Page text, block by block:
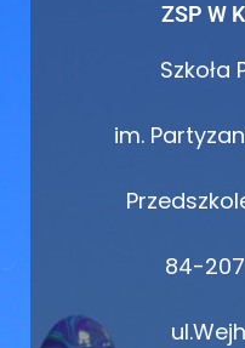
ZSP W
im.
84-